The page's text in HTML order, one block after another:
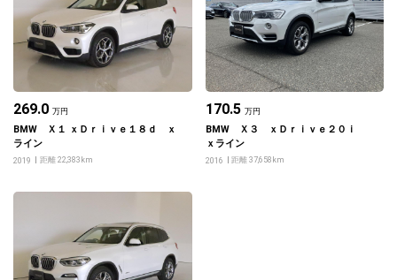
269.0 万円
BMW Ｘ１ ｘＤｒｉｖｅ１８ｄ ｘ
ライン
2019 距離 22,383km
170.5 万円
BMW Ｘ３ ｘＤｒｉｖｅ２０ｉ
ｘライン
2016 距離 37,658km